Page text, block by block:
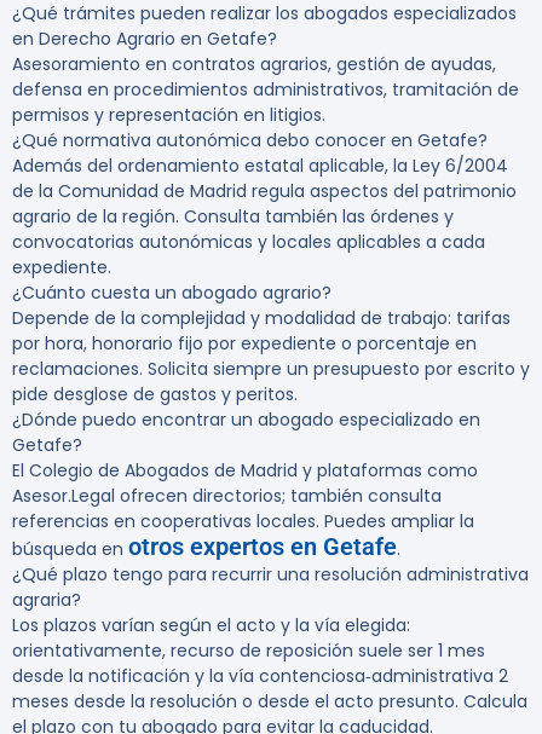
¿Qué trámites pueden realizar los abogados especializados
en Derecho Agrario en Getafe?
Asesoramiento en contratos agrarios, gestión de ayudas,
defensa en procedimientos administrativos, tramitación de
permisos y representación en litigios.
¿Qué normativa autonómica debo conocer en Getafe?
Además del ordenamiento estatal aplicable, la Ley 6/2004
de la Comunidad de Madrid regula aspectos del patrimonio
agrario de la región. Consulta también las órdenes y
convocatorias autonómicas y locales aplicables a cada
expediente.
¿Cuánto cuesta un abogado agrario?
Depende de la complejidad y modalidad de trabajo: tarifas
por hora, honorario fijo por expediente o porcentaje en
reclamaciones. Solicita siempre un presupuesto por escrito y
pide desglose de gastos y peritos.
¿Dónde puedo encontrar un abogado especializado en
Getafe?
El Colegio de Abogados de Madrid y plataformas como
Asesor.Legal ofrecen directorios; también consulta
referencias en cooperativas locales. Puedes ampliar la
búsqueda en otros expertos en Getafe.
¿Qué plazo tengo para recurrir una resolución administrativa
agraria?
Los plazos varían según el acto y la vía elegida:
orientativamente, recurso de reposición suele ser 1 mes
desde la notificación y la vía contenciosa‑administrativa 2
meses desde la resolución o desde el acto presunto. Calcula
el plazo con tu abogado para evitar la caducidad.